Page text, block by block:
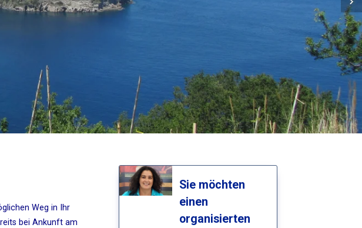
Weg in Ihr
bei Ankunft am
Sie möchten
einen
organisierten